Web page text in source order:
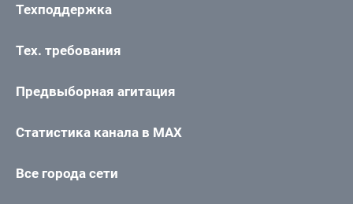
Техподдержка
Тех. требования
Предвыборная агитация
Статистика канала в MAX
Все города сети